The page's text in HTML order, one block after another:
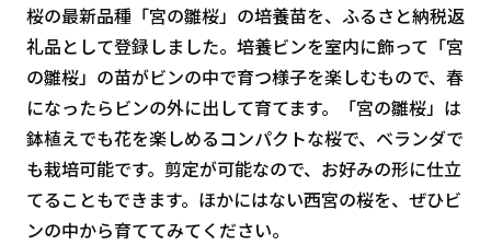
桜の最新品種「宮の雛桜」の培養苗を、ふるさと納税返
礼品として登録しました。培養ビンを室内に飾って「宮
の雛桜」の苗がビンの中で育つ様子を楽しむもので、春
になったらビンの外に出して育てます。「宮の雛桜」は
鉢植えでも花を楽しめるコンパクトな桜で、ベランダで
も栽培可能です。剪定が可能なので、お好みの形に仕立
てることもできます。ほかにはない西宮の桜を、ぜひビ
ンの中から育ててみてください。